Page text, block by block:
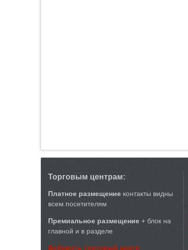
Торговым центрам:
Платное размещение контакты видны
всем посетителям
Премиальное размещение + блок на
главной и в разделе
Добавить торговый центр